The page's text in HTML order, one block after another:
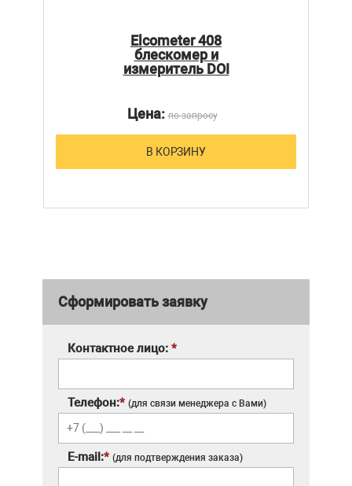
Elcometer 408
блескомер и
измеритель DOI
Цена:по запросу
В КОРЗИНУ
Сформировать заявку
Контактное лицо: *
Телефон:* (для связи менеджера с Вами)
E-mail:* (для подтверждения заказа)